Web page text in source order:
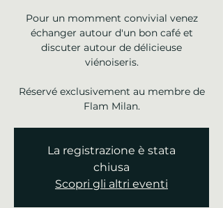
Pour un momment convivial venez
échanger autour d'un bon café et
discuter autour de délicieuse
viénoiseris.
Réservé exclusivement au membre de
Flam Milan.
La registrazione è stata
chiusa
Scopri gli altri eventi